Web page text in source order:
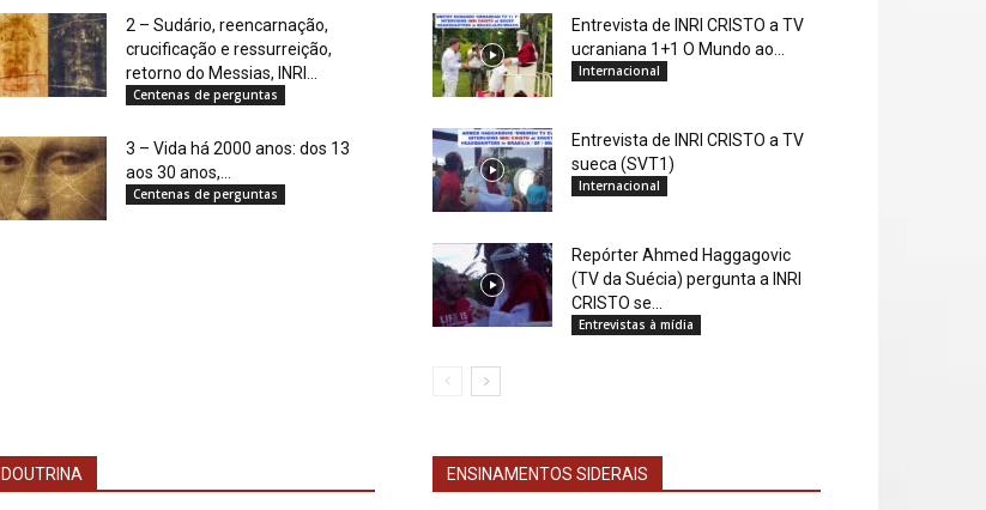
2 – Sudário, reencarnação,
crucificação e ressurreição,
retorno do Messias, INRI...
Centenas de perguntas
3 – Vida há 2000 anos: dos 13
aos 30 anos,...
Centenas de perguntas
Entrevista de INRI CRISTO a TV
ucraniana 1+1 O Mundo ao...
Internacional
Entrevista de INRI CRISTO a TV
sueca (SVT1)
Internacional
Repórter Ahmed Haggagovic
(TV da Suécia) pergunta a INRI
CRISTO se...
Entrevistas à mídia
DOUTRINA ENSINAMENTOS SIDERAIS